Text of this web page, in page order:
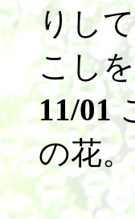
りし
こし
11/01
の花。